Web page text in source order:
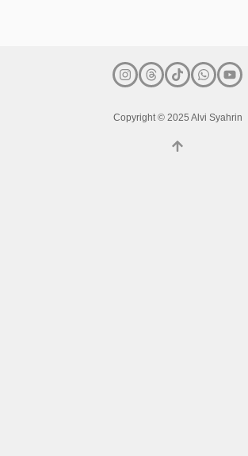
Copyright © 2025 Alvi Syahrin